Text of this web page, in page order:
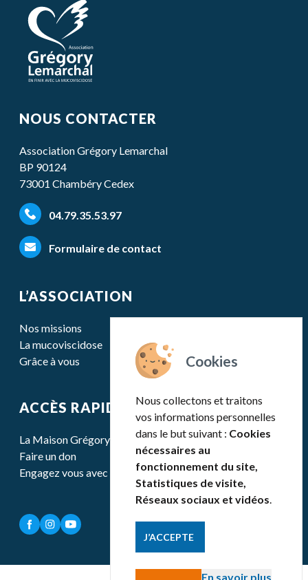
Nous collectons et traitons
vos informations personnelles
dans le but suivant : Cookies
nécessaires au
fonctionnement du site,
Statistiques de visite,
Réseaux sociaux et vidéos.
J’ACCEPTE
En savoir plus
NOUS CONTACTER
Association Grégory Lemarchal
BP 90124
73001 Chambéry Cedex
04.79.35.53.97
Formulaire de contact
L’ASSOCIATION
Nos missions
La mucoviscidose
Grâce à vous
ACCÈS RAPIDE
La Maison Grégory Lemarchal
Faire un don
Engagez vous avec nous